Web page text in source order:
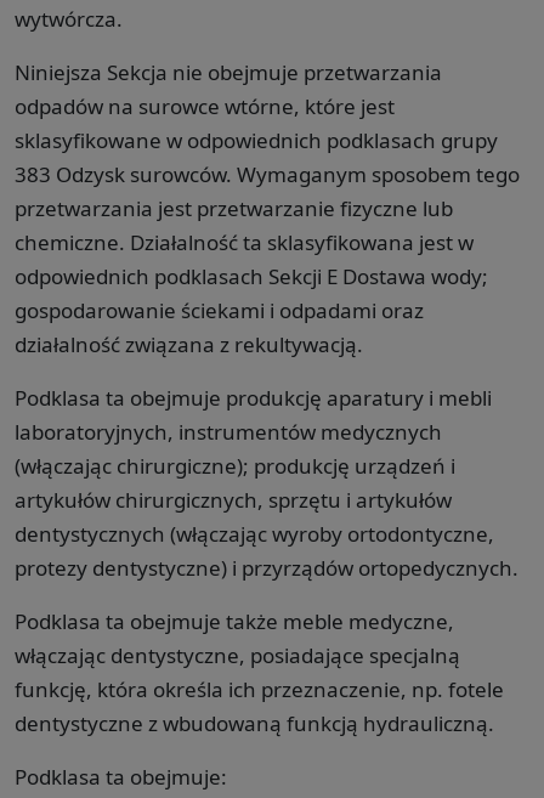
wytwórcza.
Niniejsza Sekcja nie obejmuje przetwarzania
odpadów na surowce wtórne, które jest
sklasyfikowane w odpowiednich podklasach grupy
383 Odzysk surowców. Wymaganym sposobem tego
przetwarzania jest przetwarzanie fizyczne lub
chemiczne. Działalność ta sklasyfikowana jest w
odpowiednich podklasach Sekcji E Dostawa wody;
gospodarowanie ściekami i odpadami oraz
działalność związana z rekultywacją.
Podklasa ta obejmuje produkcję aparatury i mebli
laboratoryjnych, instrumentów medycznych
(włączając chirurgiczne); produkcję urządzeń i
artykułów chirurgicznych, sprzętu i artykułów
dentystycznych (włączając wyroby ortodontyczne,
protezy dentystyczne) i przyrządów ortopedycznych.
Podklasa ta obejmuje także meble medyczne,
włączając dentystyczne, posiadające specjalną
funkcję, która określa ich przeznaczenie, np. fotele
dentystyczne z wbudowaną funkcją hydrauliczną.
Podklasa ta obejmuje: